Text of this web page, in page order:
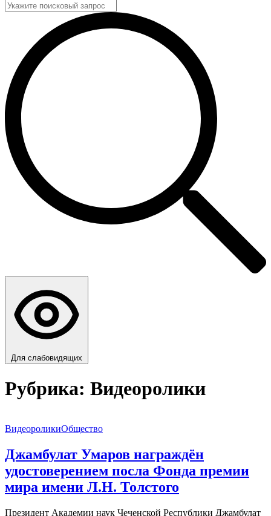
Для слабовидящих
Рубрика: Видеоролики
ВидеороликиОбщество
Джамбулат Умаров награждён
удостоверением посла Фонда премии
мира имени Л.Н. Толстого
Президент Академии наук Чеченской Республики Джамбулат